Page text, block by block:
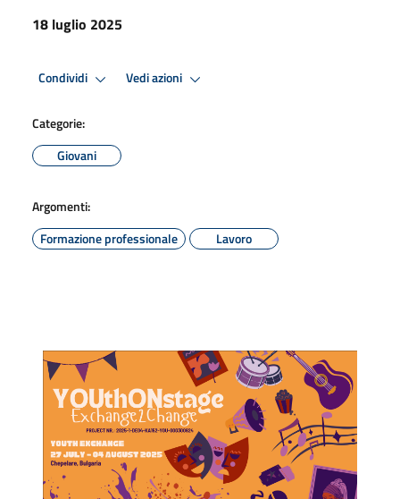
18 luglio 2025
Condividi Vedi azioni
Categorie:
Giovani
Argomenti:
Formazione professionale
Lavoro